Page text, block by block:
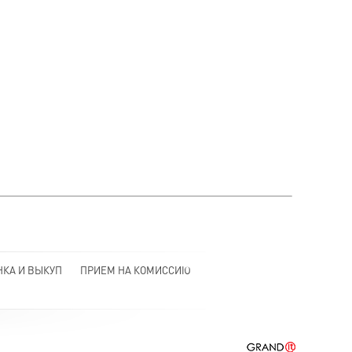
И ВЫКУП
ПРИЕМ НА КОМИССИЮ